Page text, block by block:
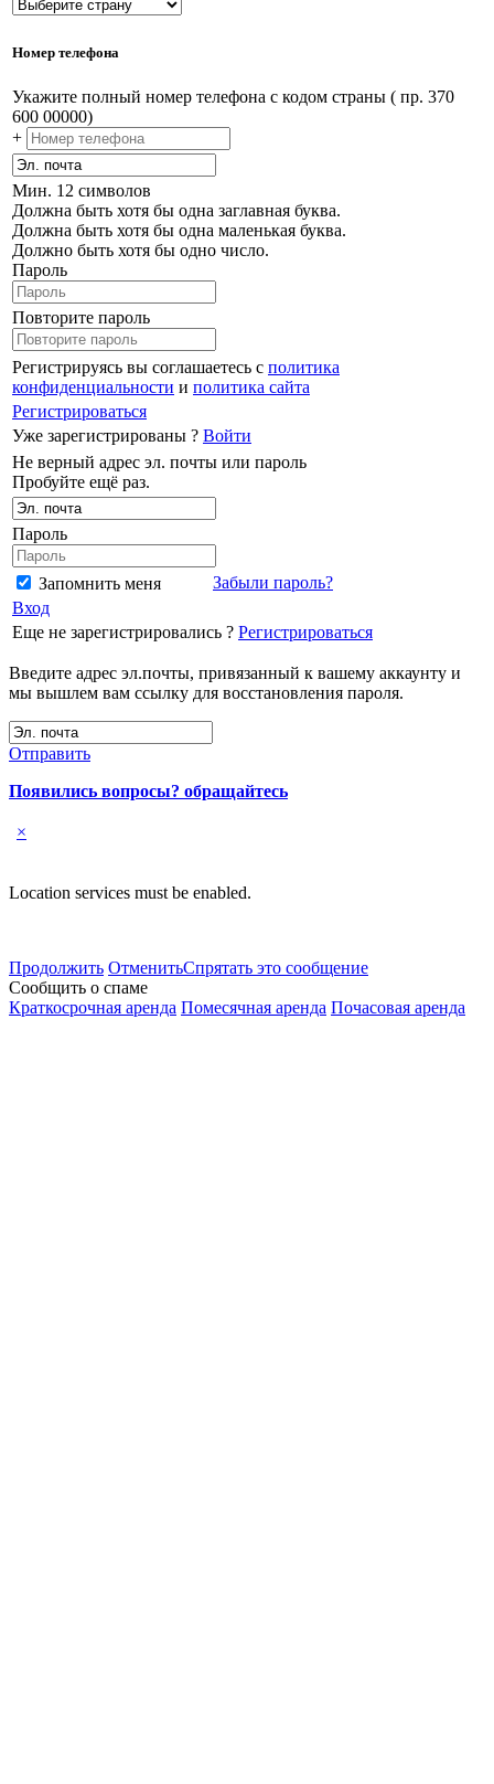
Номер телефона
Укажите полный номер телефона с кодом страны ( пр. 370
600 00000)
+
Мин. 12 символов
Должна быть хотя бы одна заглавная буква.
Должна быть хотя бы одна маленькая буква.
Должно быть хотя бы одно число.
Пароль
Повторите пароль
Регистрируясь вы соглашаетесь с политика
конфиденциальности и политика сайта
Регистрироваться
Уже зарегистрированы ? Войти
Не верный адрес эл. почты или пароль
Пробуйте ещё раз.
Пароль
Запомнить меня
Забыли пароль?
Вход
Еще не зарегистрировались ? Регистрироваться
Введите адрес эл.почты, привязанный к вашему аккаунту и
мы вышлем вам ссылку для восстановления пароля.
Отправить
Появились вопросы? обращайтесь
×
Location services must be enabled.
Продолжить ОтменитьСпрятать это сообщение
Сообщить о спаме
Краткосрочная аренда Помесячная аренда Почасовая аренда